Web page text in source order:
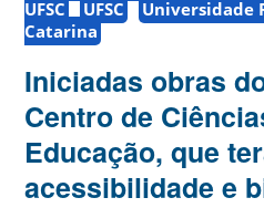
UFSC
UFSC
Universidade
Catarina
Iniciadas obras
Centro de
Educação, que
acessibilidade e